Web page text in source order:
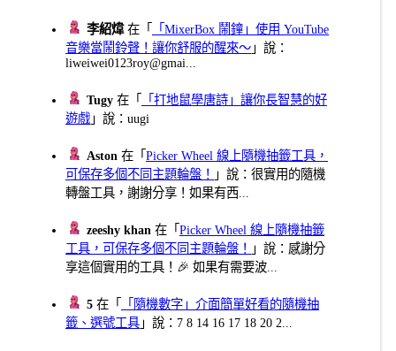
李紹煒在「
「MixerBox 鬧鐘」使用 YouTube
音樂當鬧鈴聲！讓你舒服的醒來～ 」說：
liweiwei0123roy@gmai...
Tugy 在「
「打地鼠學唐詩」讓你長智慧的好
遊戲 」說：uugi
Aston 在「Picker Wheel 線上隨機抽籤工具，
可保存多個不同主題輪盤！
」說：很實用的隨機
轉盤工具，謝謝分享！如果有西...
zeeshy khan 在「Picker Wheel 線上隨機抽籤
工具，可保存多個不同主題輪盤！
」說：感謝分
享這個實用的工具！🎉 如果有需要波...
5 在「
「隨機數字」介面簡單好看的隨機抽
籤、選號工具 」說：7 8 14 16 17 18 20 2...